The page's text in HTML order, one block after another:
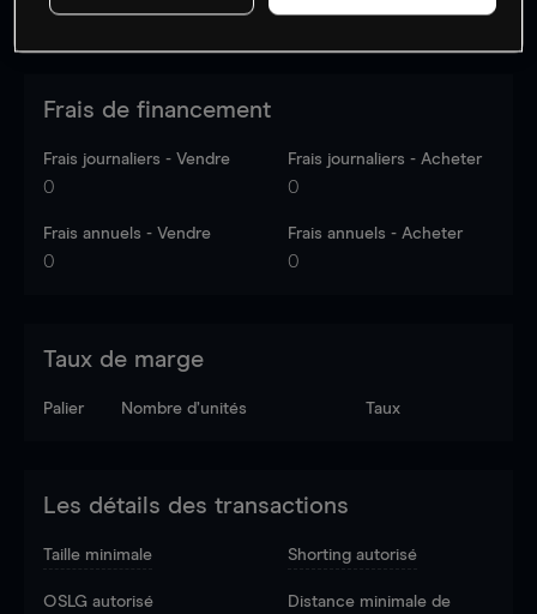
Frais de financement
Frais journaliers - Vendre
0
Frais journaliers - Acheter
0
Frais annuels - Vendre
0
Frais annuels - Acheter
0
Taux de marge
Palier Nombre d’unités Taux
Les détails des transactions
Taille minimale Shorting autorisé
OSLG autorisé
Distance minimale de